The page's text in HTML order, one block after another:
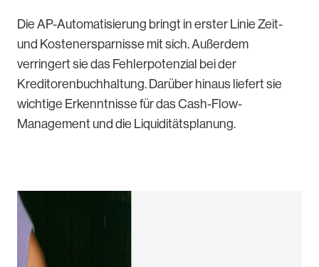
Die AP-Automatisierung bringt in erster Linie Zeit-
und Kostenersparnisse mit sich. Außerdem
verringert sie das Fehlerpotenzial bei der
Kreditorenbuchhaltung. Darüber hinaus liefert sie
wichtige Erkenntnisse für das Cash-Flow-
Management und die Liquiditätsplanung.